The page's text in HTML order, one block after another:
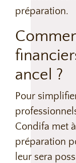
préparation.
ancel ?
Pour
Condifa met
préparation
leur sera